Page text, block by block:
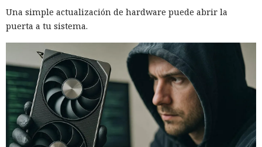
Una simple actualización de hardware puede abrir la
puerta a tu sistema.